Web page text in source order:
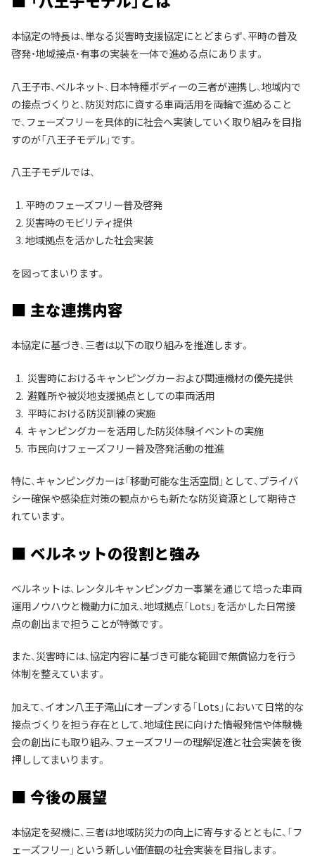
本協定の特長は、単なる災害時支援協定にとどまらず、平時の普及
啓発・地域接点・有事の実装を一体で進める点にあります。
八王子市、ベルネット、日本特種ボディーの三者が連携し、地域内で
の接点づくりと、防災対応に資する車両活用を両輪で進めること
で、フェーズフリーを具体的に社会へ実装していく取り組みを目指
すのが「八王子モデル」です。
八王子モデルでは、
平時のフェーズフリー普及啓発
災害時のモビリティ提供
地域拠点を活かした社会実装
を図ってまいります。
■ 主な連携内容
本協定に基づき、三者は以下の取り組みを推進します。
災害時におけるキャンピングカーおよび関連機材の優先提供
避難所や被災地支援拠点としての車両活用
平時における防災訓練の実施
キャンピングカーを活用した防災体験イベントの実施
市民向けフェーズフリー普及啓発活動の推進
特に、キャンピングカーは「移動可能な生活空間」として、プライバ
シー確保や感染症対策の観点からも新たな防災資源として期待さ
れています。
■ ベルネットの役割と強み
ベルネットは、レンタルキャンピングカー事業を通じて培った車両
運用ノウハウと機動力に加え、地域拠点「Lots」を活かした日常接
点の創出まで担うことが特徴です。
また、災害時には、協定内容に基づき可能な範囲で無償協力を行う
体制を整えています。
加えて、イオン八王子滝山にオープンする「Lots」において日常的な
接点づくりを担う存在として、地域住民に向けた情報発信や体験機
会の創出にも取り組み、フェーズフリーの理解促進と社会実装を後
押ししてまいります。
■ 今後の展望
本協定を契機に、三者は地域防災力の向上に寄与するとともに、「フ
ェーズフリー」という新しい価値観の社会実装を目指します。